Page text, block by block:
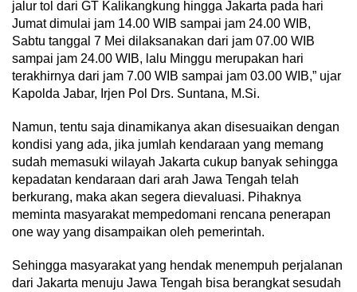
jalur tol dari GT Kalikangkung hingga Jakarta pada hari
Jumat dimulai jam 14.00 WIB sampai jam 24.00 WIB,
Sabtu tanggal 7 Mei dilaksanakan dari jam 07.00 WIB
sampai jam 24.00 WIB, lalu Minggu merupakan hari
terakhirnya dari jam 7.00 WIB sampai jam 03.00 WIB,” ujar
Kapolda Jabar, Irjen Pol Drs. Suntana, M.Si.
Namun, tentu saja dinamikanya akan disesuaikan dengan
kondisi yang ada, jika jumlah kendaraan yang memang
sudah memasuki wilayah Jakarta cukup banyak sehingga
kepadatan kendaraan dari arah Jawa Tengah telah
berkurang, maka akan segera dievaluasi. Pihaknya
meminta masyarakat mempedomani rencana penerapan
one way yang disampaikan oleh pemerintah.
Sehingga masyarakat yang hendak menempuh perjalanan
dari Jakarta menuju Jawa Tengah bisa berangkat sesudah